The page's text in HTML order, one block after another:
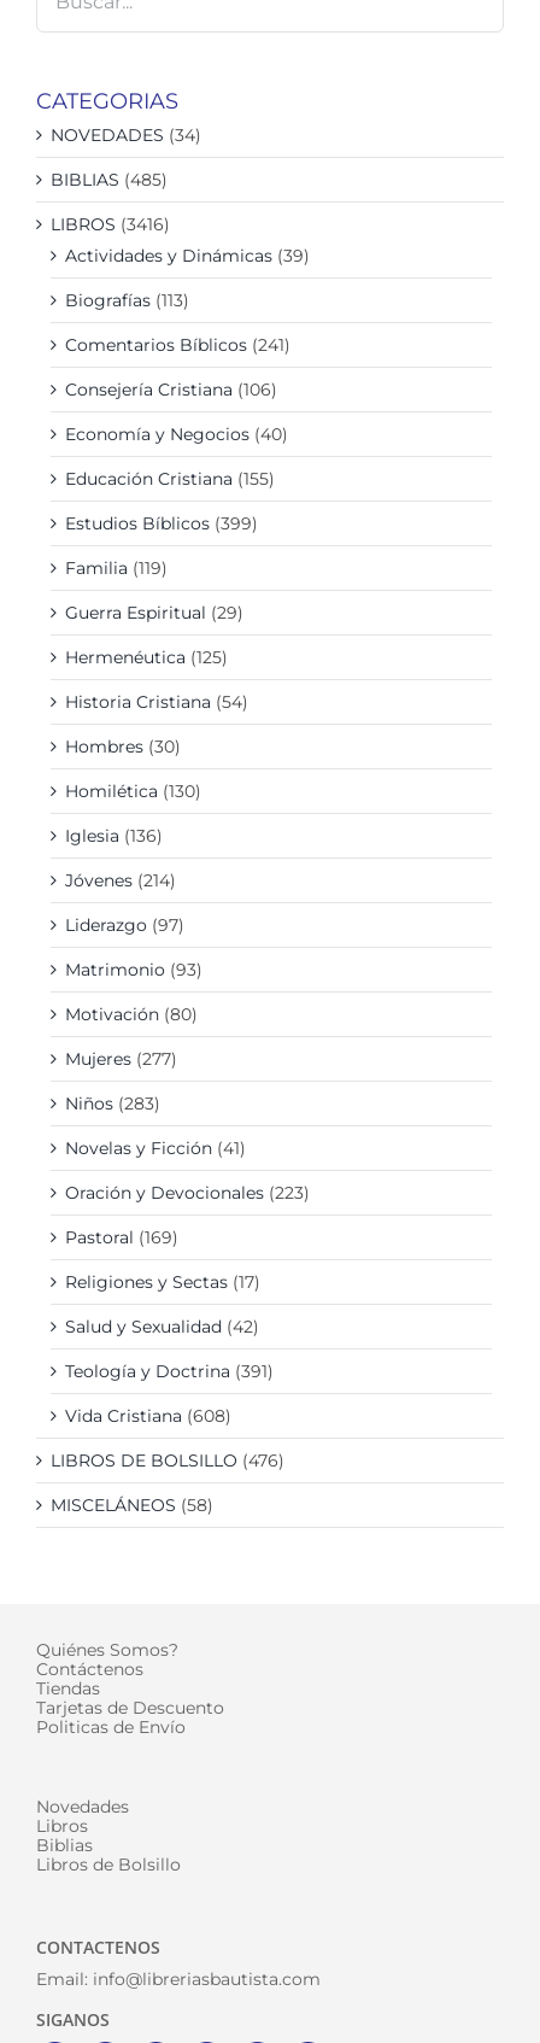
CATEGORIAS
NOVEDADES (34)
BIBLIAS (485)
LIBROS (3416)
Actividades y Dinámicas (39)
Biografías (113)
Comentarios Bíblicos (241)
Consejería Cristiana (106)
Economía y Negocios (40)
Educación Cristiana (155)
Estudios Bíblicos (399)
Familia (119)
Guerra Espiritual (29)
Hermenéutica (125)
Historia Cristiana (54)
Hombres (30)
Homilética (130)
Iglesia (136)
Jóvenes (214)
Liderazgo (97)
Matrimonio (93)
Motivación (80)
Mujeres (277)
Niños (283)
Novelas y Ficción (41)
Oración y Devocionales (223)
Pastoral (169)
Religiones y Sectas (17)
Salud y Sexualidad (42)
Teología y Doctrina (391)
Vida Cristiana (608)
LIBROS DE BOLSILLO (476)
MISCELÁNEOS (58)
Quiénes Somos?
Contáctenos
Tiendas
Tarjetas de Descuento
Politicas de Envío
Novedades
Libros
Biblias
Libros de Bolsillo
CONTACTENOS
Email: info@libreriasbautista.com
SIGANOS